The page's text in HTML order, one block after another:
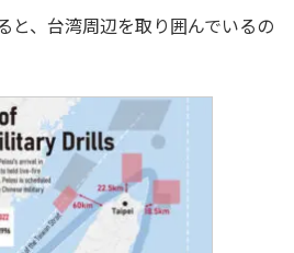
と、台湾周辺を取り囲んでいるの